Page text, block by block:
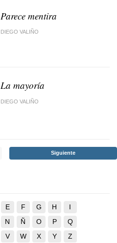
Parece mentira
DIEGO VALIÑO
La mayoría
DIEGO VALIÑO
Siguiente
E F G H
I
N Ñ O P
Q
V W X Y Z